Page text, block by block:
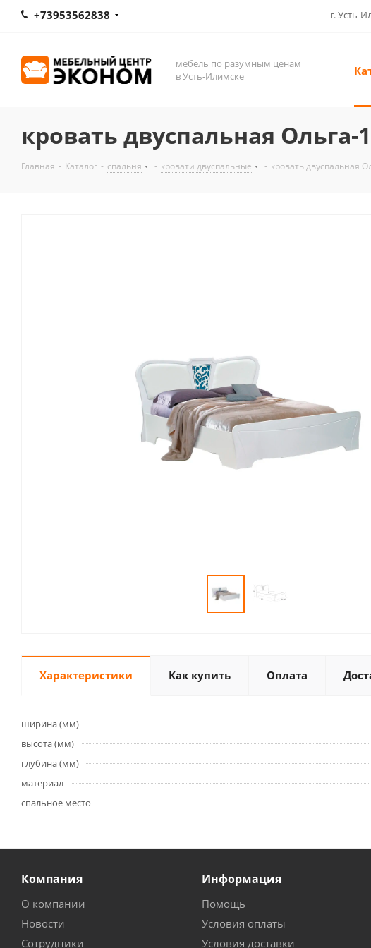
+73953562838 г. Усть-
мебель по разумным ценам
в Усть-Илимске
кровать двуспальная
Главная - Каталог - спальня - кровати двуспальные - кровать двуспальная
Характеристики Как купить Оплата
ширина (мм)
высота (мм)
глубина (мм)
материал
спальное место
Компания
О компании
Новости
Сотрудники
Информация
Помощь
Условия оплаты
Условия доставки